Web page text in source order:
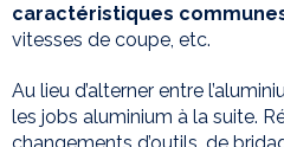
caractéristiques
vitesses de coupe, etc.
Au lieu d’alterner entre
les jobs aluminium à la suite.